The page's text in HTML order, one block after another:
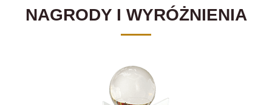
NAGRODY I WYRÓŻNIENIA